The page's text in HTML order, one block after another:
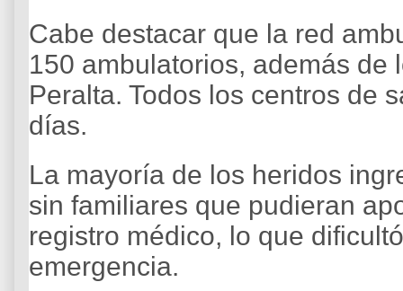
Cabe destacar que la red
150 ambulatorios, además de
Peralta. Todos los centros de
días.
La mayoría de los heridos
sin familiares que pudieran
registro médico, lo que
emergencia.